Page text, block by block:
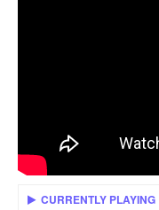
CURRENTLY PLAYING